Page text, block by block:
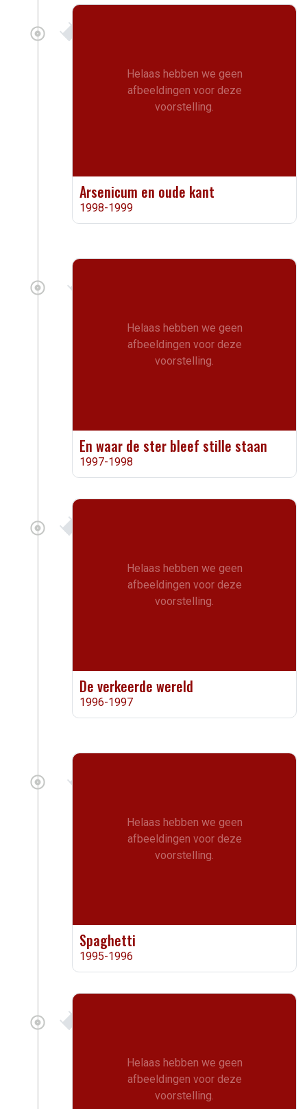
Helaas hebben we geen
afbeeldingen voor deze
voorstelling.
Arsenicum en oude kant
1998-1999
Helaas hebben we geen
afbeeldingen voor deze
voorstelling.
En waar de ster bleef stille staan
1997-1998
Helaas hebben we geen
afbeeldingen voor deze
voorstelling.
De verkeerde wereld
1996-1997
Helaas hebben we geen
afbeeldingen voor deze
voorstelling.
Spaghetti
1995-1996
Helaas hebben we geen
afbeeldingen voor deze
voorstelling.